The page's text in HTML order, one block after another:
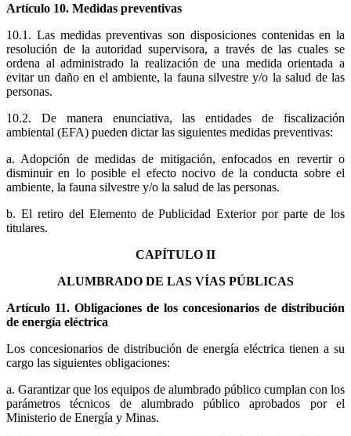
Artículo 10. Medidas preventivas
10.1. Las medidas preventivas son disposiciones contenidas en la
resolución de la autoridad supervisora, a través de las cuales se
ordena al administrado la realización de una medida orientada a
evitar un daño en el ambiente, la fauna silvestre y/o la salud de las
personas.
10.2. De manera enunciativa, las entidades de fiscalización
ambiental (EFA) pueden dictar las siguientes medidas preventivas:
a. Adopción de medidas de mitigación, enfocados en revertir o
disminuir en lo posible el efecto nocivo de la conducta sobre el
ambiente, la fauna silvestre y/o la salud de las personas.
b. El retiro del Elemento de Publicidad Exterior por parte de los
titulares.
CAPÍTULO II
ALUMBRADO DE LAS VÍAS PÚBLICAS
Artículo 11. Obligaciones de los concesionarios de distribución
de energía eléctrica
Los concesionarios de distribución de energía eléctrica tienen a su
cargo las siguientes obligaciones:
a. Garantizar que los equipos de alumbrado público cumplan con los
parámetros técnicos de alumbrado público aprobados por el
Ministerio de Energía y Minas.